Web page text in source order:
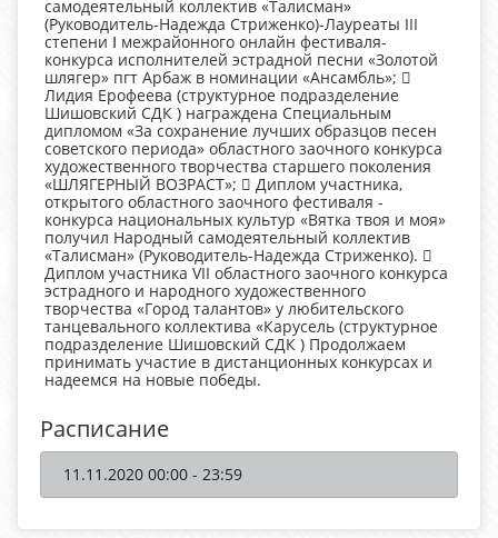
самодеятельный коллектив «Талисман»
(Руководитель-Надежда Стриженко)-Лауреаты III
степени Ⅰ межрайонного онлайн фестиваля-
конкурса исполнителей эстрадной песни «Золотой
шлягер» пгт Арбаж в номинации «Ансамбль»; 
Лидия Ерофеева (структурное подразделение
Шишовский СДК ) награждена Специальным
дипломом «За сохранение лучших образцов песен
советского периода» областного заочного конкурса
художественного творчества старшего поколения
«ШЛЯГЕРНЫЙ ВОЗРАСТ»;  Диплом участника,
открытого областного заочного фестиваля -
конкурса национальных культур «Вятка твоя и моя»
получил Народный самодеятельный коллектив
«Талисман» (Руководитель-Надежда Стриженко). 
Диплом участника VII областного заочного конкурса
эстрадного и народного художественного
творчества «Город талантов» у любительского
танцевального коллектива «Карусель (структурное
подразделение Шишовский СДК ) Продолжаем
принимать участие в дистанционных конкурсах и
надеемся на новые победы.
Расписание
11.11.2020 00:00 - 23:59